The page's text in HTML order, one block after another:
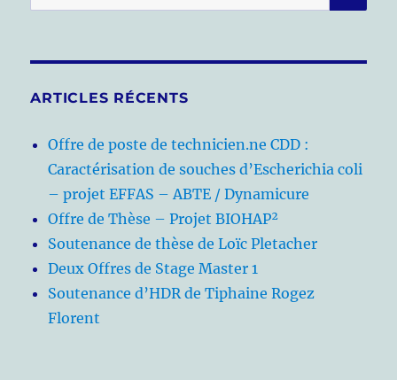
pour :
ARTICLES RÉCENTS
Offre de poste de technicien.ne CDD :
Caractérisation de souches d’Escherichia coli
– projet EFFAS – ABTE / Dynamicure
Offre de Thèse – Projet BIOHAP²
Soutenance de thèse de Loïc Pletacher
Deux Offres de Stage Master 1
Soutenance d’HDR de Tiphaine Rogez
Florent